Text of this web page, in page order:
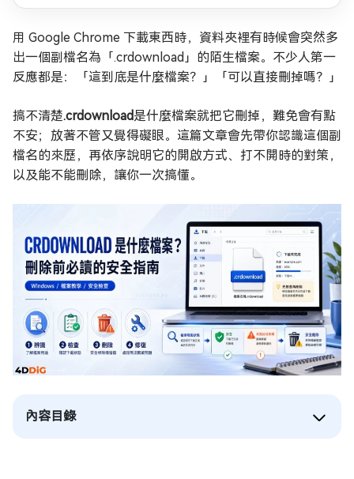
用 Google Chrome 下載東西時，資料夾裡有時候會突然多
出一個副檔名為「.crdownload」的陌生檔案。不少人第一
反應都是：「這到底是什麼檔案？」「可以直接刪掉嗎？」
搞不清楚.crdownload是什麼檔案就把它刪掉，難免會有點
不安；放著不管又覺得礙眼。這篇文章會先帶你認識這個副
檔名的來歷，再依序說明它的開啟方式、打不開時的對策，
以及能不能刪除，讓你一次搞懂。
內容目錄